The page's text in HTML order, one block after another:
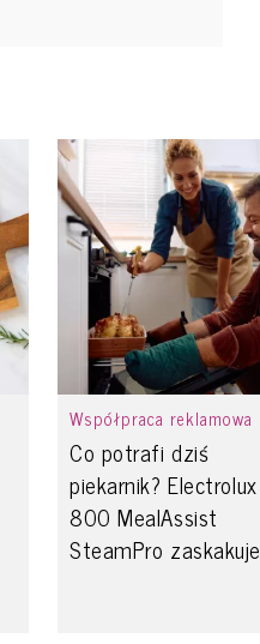
Współpraca reklamowa
Co potrafi dziś
piekarnik? Electrolux
800 MealAssist
SteamPro zaskakuje